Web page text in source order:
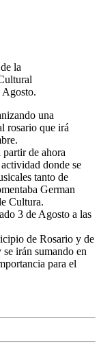
la
Agosto.
una
rosario que irá
de ahora
donde se
tanto de
German
Cultura.
3 de Agosto a las
de Rosario y de
se irán sumando en
para el